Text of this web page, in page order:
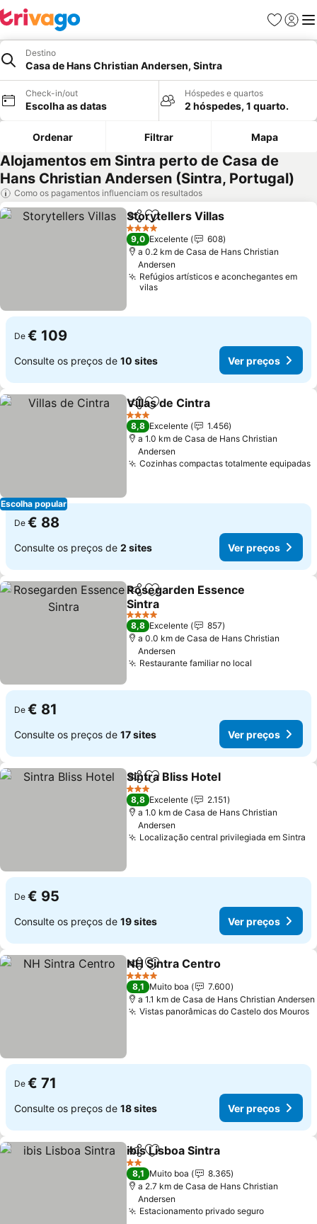
Favoritos
Iniciar
Destino
Casa de Hans Christian Andersen, Sintra
Check-in/out
Escolha as datas
Hóspedes e quartos
2 hóspedes, 1 quarto.
Ordenar Filtrar Mapa
Alojamentos em Sintra perto de Casa de
Hans Christian Andersen (Sintra, Portugal)
Como os pagamentos influenciam os resultados
PartilharAdicionar aos favoritos
Storytellers Villas
4 Estrelas
9,0 Excelente
608
a 0.2 km de Casa de Hans Christian
Andersen
Refúgios artísticos e aconchegantes em
vilas
De € 109
Consulte os preços de 10 sites Ver preços
Escolha popular
PartilharAdicionar aos favoritos
Villas de Cintra
3 Estrelas
8,8 Excelente
1.456
a 1.0 km de Casa de Hans Christian
Andersen
Cozinhas compactas totalmente equipadas
De € 88
Consulte os preços de 2 sites Ver preços
PartilharAdicionar aos favoritos
Rosegarden Essence
Sintra
Ver preços
4 Estrelas
8,8 Excelente
857
a 0.0 km de Casa de Hans Christian
Andersen
Restaurante familiar no local
De € 81
Consulte os preços de 17 sites Ver preços
PartilharAdicionar aos favoritos
Sintra Bliss Hotel
3 Estrelas
8,8 Excelente
2.151
a 1.0 km de Casa de Hans Christian
Andersen
Localização central privilegiada em Sintra
De € 95
Consulte os preços de 19 sites Ver preços
PartilharAdicionar aos favoritos
NH Sintra Centro
4 Estrelas
8,1 Muito boa
7.600
a 1.1 km de Casa de Hans Christian Andersen
Vistas panorâmicas do Castelo dos Mouros
De € 71
Consulte os preços de 18 sites Ver preços
PartilharAdicionar aos favoritos
ibis Lisboa Sintra
2 Estrelas
8,1 Muito boa
8.365
a 2.7 km de Casa de Hans Christian
Andersen
Estacionamento privado seguroVer